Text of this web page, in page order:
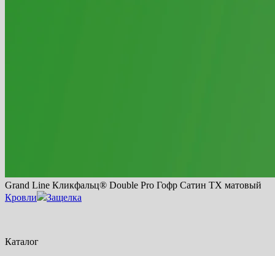
Grand Line Кликфальц® Double Pro Гофр Сатин TX матовый
Кровли
Защелка
Каталог